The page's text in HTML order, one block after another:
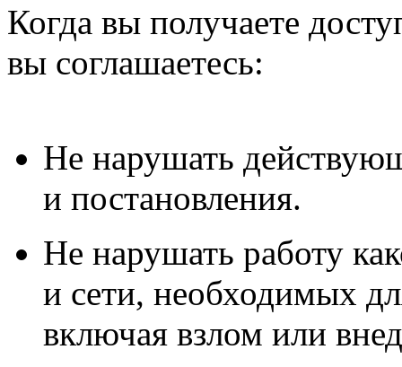
Когда вы получаете
вы соглашаетесь:
Не нарушать
и постановления.
Не нарушать работу
и сети, необходимых
включая взлом или